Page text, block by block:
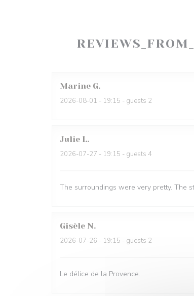
Marine G
2026-08-01 - 19:15 - guests 2
Julie L
2026-07-27 - 19:15 - guests 4
The surroundings were very pretty. The
Gisèle N
2026-07-26 - 19:15 - guests 2
Le délice de la Provence.